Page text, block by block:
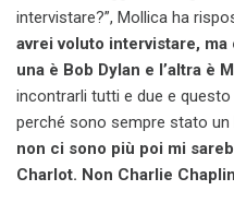
intervistare?”, Mollica ha
avrei voluto intervistare,
una è Bob Dylan e l’altra è
incontrarli tutti e due e
perché sono sempre stato un
non ci sono più poi mi
Charlot. Non Charlie